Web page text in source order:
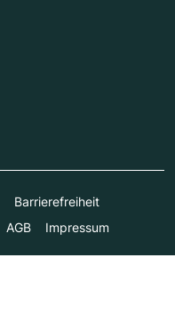
Barrierefreiheit
AGB Impressum